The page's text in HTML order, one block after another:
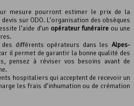
mesure pourront estimer le prix de la
sur ODO. L’organisation des obsèques
l’aide d’un opérateur funéraireou une
différents opérateurs dans les Alpes-
il permet de garantir la bonne qualité des
pensez à réviser vos besoins avant de
hospitaliers qui acceptent de recevoir un
les frais d’inhumation ou de crémation